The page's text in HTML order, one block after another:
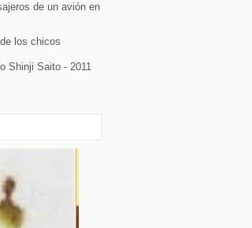
de un avión en
los chicos
Shinji Saito - 2011